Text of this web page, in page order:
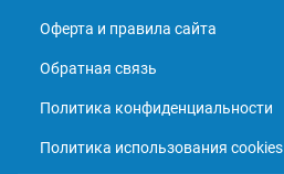
Оферта и правила сайта
Обратная связь
Политика конфиденциальности
Политика использования cookies